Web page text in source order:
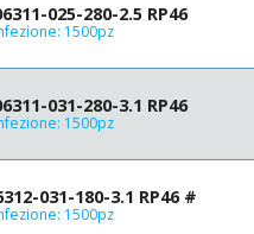
10.85
11
11.5
11.85
12
12.5
025-280-2.5 RP46
1500pz
031-280-3.1 RP46
1500pz
031-180-3.1 RP46 #
1500pz